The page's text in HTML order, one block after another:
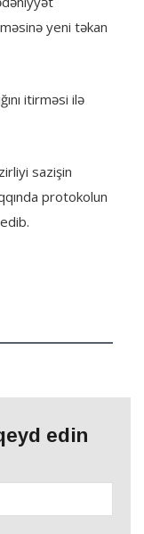
yeni təkan
itirməsi ilə
sazişin
protokolun
edin